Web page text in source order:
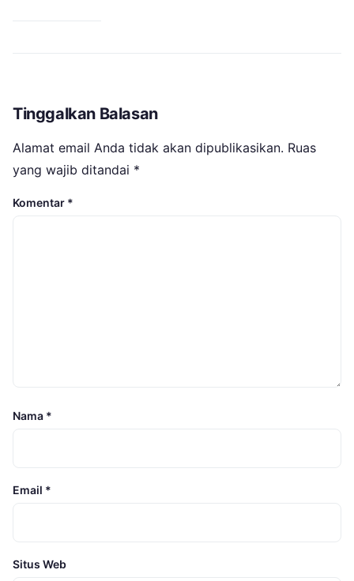
Tinggalkan Balasan
Alamat email Anda tidak akan dipublikasikan. Ruas
yang wajib ditandai *
Komentar *
Nama *
Email *
Situs Web